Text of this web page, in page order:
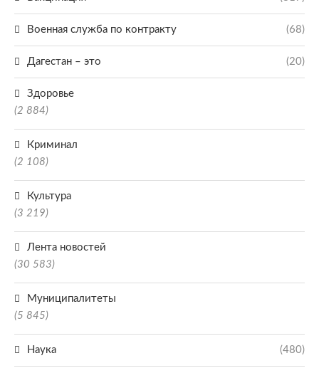
Военная служба по контракту (68)
Дагестан – это (20)
Здоровье
(2 884)
Криминал
(2 108)
Культура
(3 219)
Лента новостей
(30 583)
Муниципалитеты
(5 845)
Наука (480)